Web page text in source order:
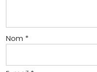
Nom *